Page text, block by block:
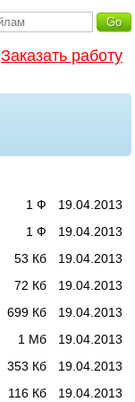
Заказать работу
19.04.2013
1 Ф
19.04.2013
1 Ф
19.04.2013
53 Кб
19.04.2013
72 Кб
19.04.2013
699 Кб
19.04.2013
1 Мб
19.04.2013
353 Кб
19.04.2013
116 Кб